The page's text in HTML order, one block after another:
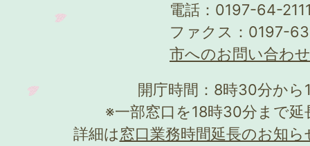
電話：0197-64-
ファクス：0197-
市へのお問い合わ
開庁時間：8時30分か
※一部窓口を18時30分まで
詳細は窓口業務時間延長のお知ら